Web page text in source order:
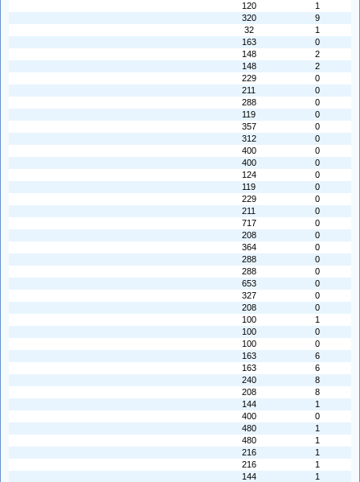
120
1
320
9
32
1
163
0
148
2
148
2
229
0
211
0
288
0
119
0
357
0
312
0
400
0
400
0
124
0
119
0
229
0
211
0
717
0
208
0
364
0
288
0
288
0
653
0
327
0
208
0
100
1
100
0
100
0
163
6
163
6
240
8
208
8
144
1
400
0
480
1
480
1
216
1
216
1
144
1